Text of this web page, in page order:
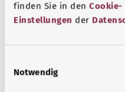
finden Sie in den Cookie-
Einstellungen der
Notwendig